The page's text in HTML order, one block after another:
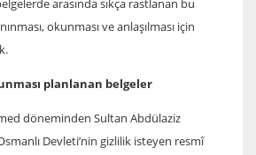
arasında sıkça rastlanan bu
okunması ve anlaşılması için
planlanan belgeler
döneminden Sultan Abdülaziz
Devleti’nin gizlilik isteyen resmî